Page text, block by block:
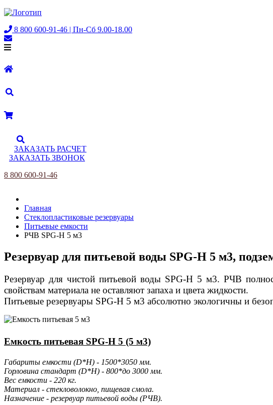
8 800 600-91-46 | Пн-Сб 9.00-18.00
ЗАКАЗАТЬ РАСЧЕТ
ЗАКАЗАТЬ ЗВОНОК
8 800 600-91-46
Главная
Стеклопластиковые резервуары
Питьевые емкости
РЧВ SPG-H 5 м3
Резервуар для питьевой воды SPG-H 5 м3,
Резервуар для чистой питьевой воды SPG-H 5 м3. РЧВ
свойствам материала не оставляют запаха и цвета жидкости.
Питьевые резервуары SPG-H 5 м3 абсолютно экологичны и
Емкость питьевая SPG-H 5 (5 м3)
Габариты емкости (D*H) - 1500*3050 мм.
Горловина стандарт (D*H) - 800*до 3000 мм.
Вес емкости - 220 кг.
Материал - стекловолокно, пищевая смола.
Назначение - резервуар питьевой воды (РЧВ).